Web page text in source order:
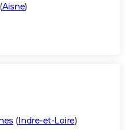
(Aisne)
(Indre-et-Loire)